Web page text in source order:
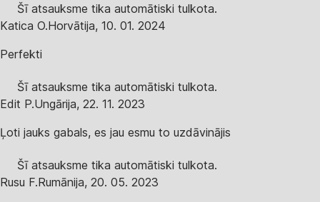
Šī atsauksme tika automātiski tulkota.
Katica O.Horvātija, 10. 01. 2024
Perfekti
Šī atsauksme tika automātiski tulkota.
Edit P.Ungārija, 22. 11. 2023
Ļoti jauks gabals, es jau esmu to uzdāvinājis
Šī atsauksme tika automātiski tulkota.
Rusu F.Rumānija, 20. 05. 2023